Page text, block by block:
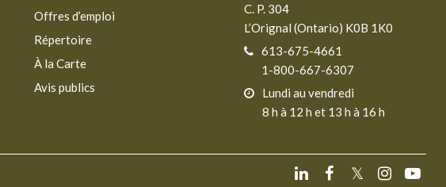
Offres d’emploi
Répertoire
À la Carte
Avis publics
C. P. 304
L’Orignal (Ontario) K0B 1K0
613-675-4661
1-800-667-6307
Lundi au vendredi
8 h à 12 h et 13 h à 16 h
𝕏